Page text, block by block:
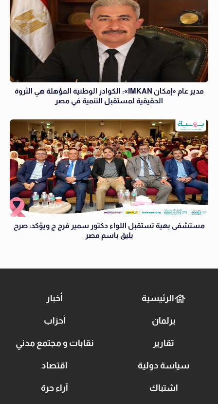
مدير عام «إمكان IMKAN»: الكوادر الوطنية المؤهلة هي الثروة
الحقيقية لمستقبل التنمية في مصر
مستشفى بهية تستقبل اللواء دكتور سمير فرج ج ويؤكد: صرح
يليق باسم مصر
الرئيسية أخبار
برلمان أحزاب
تقارير نقابات و مجتمع مدني
سياسة دولية اقتصاد
اشتباك آراء حرة